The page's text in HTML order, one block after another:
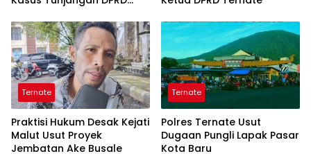
Ternate
Praktisi Hukum Desak Kejati
Malut Usut Proyek
Jembatan Ake Busale
Ternate
Polres Ternate Usut
Dugaan Pungli Lapak Pasar
Kota Baru